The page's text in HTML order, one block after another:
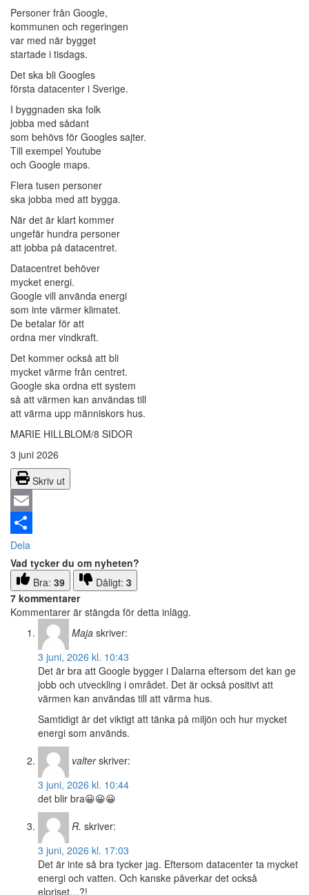
Personer från Google,
kommunen och regeringen
var med när bygget
startade i tisdags.
Det ska bli Googles
första datacenter i Sverige.
I byggnaden ska folk
jobba med sådant
som behövs för Googles sajter.
Till exempel Youtube
och Google maps.
Flera tusen personer
ska jobba med att bygga.
När det är klart kommer
ungefär hundra personer
att jobba på datacentret.
Datacentret behöver
mycket energi.
Google vill använda energi
som inte värmer klimatet.
De betalar för att
ordna mer vindkraft.
Det kommer också att bli
mycket värme från centret.
Google ska ordna ett system
så att värmen kan användas till
att värma upp människors hus.
MARIE HILLBLOM/8 SIDOR
3 juni 2026
Skriv ut
Email
Dela
Vad tycker du om nyheten?
Bra: 39 Dåligt: 3
7 kommentarer
Kommentarer är stängda för detta inlägg.
Maja skriver:
3 juni, 2026 kl. 10:43
Det är bra att Google bygger i Dalarna eftersom det kan ge
jobb och utveckling i området. Det är också positivt att
värmen kan användas till att värma hus.
Samtidigt är det viktigt att tänka på miljön och hur mycket
energi som används.
valter skriver:
3 juni, 2026 kl. 10:44
det blir bra😀😀😀
R. skriver:
3 juni, 2026 kl. 17:03
Det är inte så bra tycker jag. Eftersom datacenter ta mycket
energi och vatten. Och kanske påverkar det också
elpriset…?!